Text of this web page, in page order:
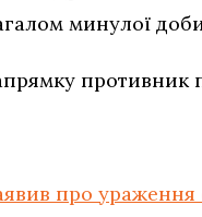
минулої доби
противник
про ураження